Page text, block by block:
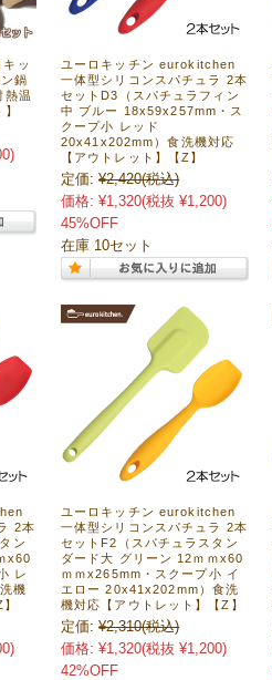
キッ
鍋
熱温
ユーロキッチン eurokitchen
一体型シリコンスパチュラ 2本
セットD3（スパチュラフィン
中 ブルー 18x59x257mm・ス
クープ小 レッド
20x41x202mm）食洗機対応
【アウトレット】【Z】
定価: ¥2,420(税込)
価格: ¥1,320(税抜 ¥1,200)
45%OFF
在庫 10セット
2本
ン
x60
レ
機
ユーロキッチン eurokitchen
一体型シリコンスパチュラ 2本
セットF2（スパチュラスタン
ダード大 グリーン 12ｍｍx60
ｍｍx265mm・スクープ小 イ
エロー 20x41x202mm）食洗
機対応【アウトレット】【Z】
定価: ¥2,310(税込)
価格: ¥1,320(税抜 ¥1,200)
42%OFF